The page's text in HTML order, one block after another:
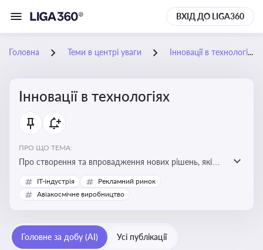
ВХІД ДО LIGA360
Головна Теми в центрі уваги Інновації в технологіях
Інновації в технологіях
ПРО ЩО ТЕМА:
Про створення та впровадження нових рішень, які
покращують ефективність, функціональність або
можливості технологічних продуктів і процесів.
IT-індустрія
Рекламний ринок
Авіакосмічне виробництво
Головне за добу (AI) Усі публікації